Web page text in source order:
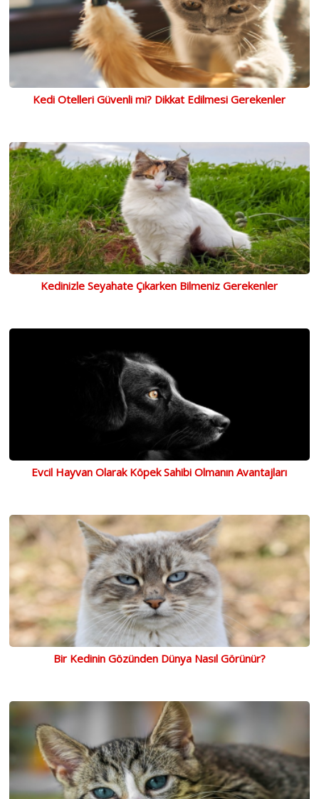
Kedi Otelleri Güvenli mi? Dikkat Edilmesi Gerekenler
Kedinizle Seyahate Çıkarken Bilmeniz Gerekenler
Evcil Hayvan Olarak Köpek Sahibi Olmanın Avantajları
Bir Kedinin Gözünden Dünya Nasıl Görünür?